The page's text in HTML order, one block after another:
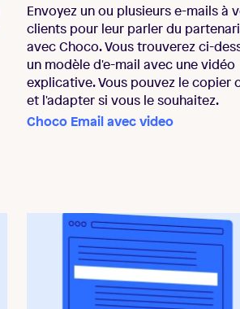
Envoyez un ou plusieurs e-mails à
clients pour leur parler du
avec Choco. Vous trouverez ci-
un modèle d'e-mail avec une vidéo
explicative. Vous pouvez le copier
et l'adapter si vous le souhaitez.
Choco Email avec video